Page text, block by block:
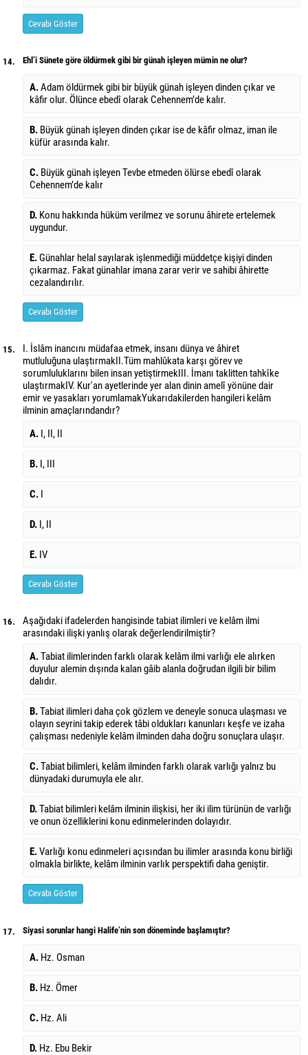
Cevabı Göster
14. Ehl’i Sünete göre öldürmek gibi bir günah işleyen mümin ne olur?
A.Adam öldürmek gibi bir büyük günah işleyen dinden çıkar ve
kâfir olur. Ölünce ebedî olarak Cehennem’de kalır.
B. Büyük günah işleyen dinden çıkar ise de kâfir olmaz, iman ile
küfür arasında kalır.
C. Büyük günah işleyen Tevbe etmeden ölürse ebedî olarak
Cehennem’de kalır
D. Konu hakkında hüküm verilmez ve sorunu âhirete ertelemek
uygundur.
E.Günahlar helal sayılarak işlenmediği müddetçe kişiyi dinden
çıkarmaz. Fakat günahlar imana zarar verir ve sahibi âhirette
cezalandırılır.
Cevabı Göster
15.
I. İslâm inancını müdafaa etmek, insanı dünya ve âhiret
mutluluğuna ulaştırmakII.Tüm mahlûkata karşı görev ve
sorumluluklarını bilen insan yetiştirmekIII. İmanı taklitten tahkîke
ulaştırmakIV. Kur'an ayetlerinde yer alan dinin amelî yönüne dair
emir ve yasakları yorumlamakYukarıdakilerden hangileri kelâm
ilminin amaçlarındandır?
A. I, II, II
B. I, III
C. I
D. I, II
E. IV
Cevabı Göster
16.
Aşağıdaki ifadelerden hangisinde tabiat ilimleri ve kelâm ilmi
arasındaki ilişki yanlış olarak değerlendirilmiştir?
A.Tabiat ilimlerinden farklı olarak kelâm ilmi varlığı ele alırken
duyulur alemin dışında kalan gâib alanla doğrudan ilgili bir bilim
dalıdır.
B.Tabiat ilimleri daha çok gözlem ve deneyle sonuca ulaşması ve
olayın seyrini takip ederek tâbi oldukları kanunları keşfe ve izaha
çalışması nedeniyle kelâm ilminden daha doğru sonuçlara ulaşır.
C.Tabiat bilimleri, kelâm ilminden farklı olarak varlığı yalnız bu
dünyadaki durumuyla ele alır.
D.Tabiat bilimleri kelâm ilminin ilişkisi, her iki ilim türünün de varlığı
ve onun özelliklerini konu edinmelerinden dolayıdır.
E.Varlığı konu edinmeleri açısından bu ilimler arasında konu birliği
olmakla birlikte, kelâm ilminin varlık perspektifi daha geniştir.
Cevabı Göster
17. Siyasi sorunlar hangi Halife’nin son döneminde başlamıştır?
A. Hz. Osman
B. Hz. Ömer
C. Hz. Ali
D. Hz. Ebu Bekir